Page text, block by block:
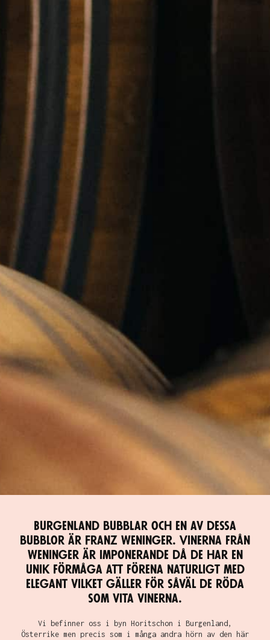
Burgenland bubblar och en av dessa
bubblor är Franz Weninger. Vinerna från
Weninger är imponerande då de har en
unik förmåga att förena naturligt med
elegant vilket gäller för såväl de röda
som vita vinerna.
Vi befinner oss i byn Horitschon i Burgenland,
Österrike men precis som i många andra hörn av den här